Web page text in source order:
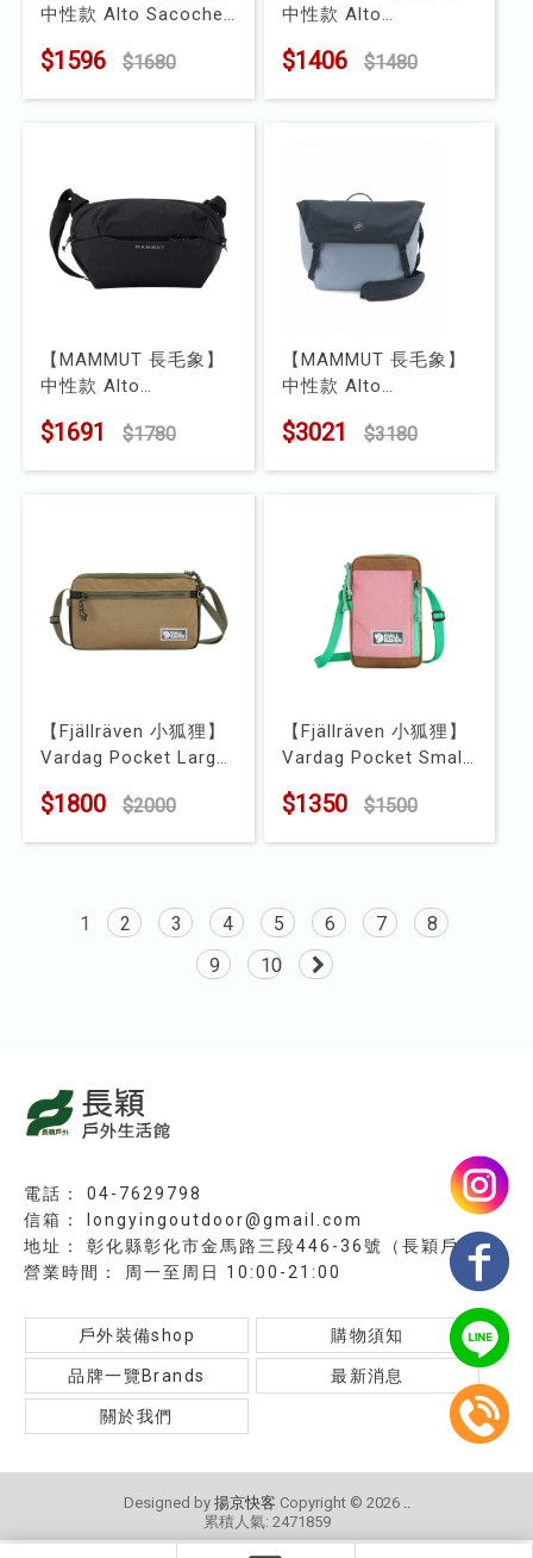
中性款 Alto Sacoche
型號 : 2810-01550
$1596 $1680
中性款 Alto
包
$1406 $1480
【MAMMUT 長毛象】
中性款 Alto
包
$1691 $1780
【MAMMUT 長毛象】
中性款 Alto
能單肩/側背包
$3021 $3180
【Fjällräven 小狐狸】
Vardag Pocket Large
型號 : FR23200339
$1800 $2000
【Fjällräven 小狐狸】
Vardag Pocket Small
型號 : FR23200338
$1350 $1500
1 2 3 4 5 6 7
8
9
10
04-7629798
longyingoutdoor@gmail.com
彰化縣彰化市金馬路三段446-36號（長穎戶外）
周一至周日 10:00-21:00
戶外裝備shop 購物須知
品牌一覽Brands 最新消息
關於我們
Designed by 揚京快客 Copyright © 2026 ..
累積人氣: 2471859